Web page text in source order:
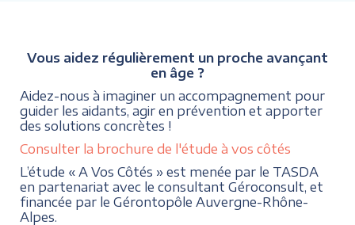
Vous aidez régulièrement un proche avançant
en âge ?
Aidez-nous à imaginer un accompagnement pour
guider les aidants, agir en prévention et apporter
des solutions concrètes !
Consulter la brochure de l'étude à vos côtés
L’étude « A Vos Côtés » est menée par le TASDA
en partenariat avec le consultant Géroconsult, et
financée par le Gérontopôle Auvergne-Rhône-
Alpes.